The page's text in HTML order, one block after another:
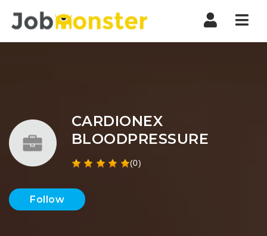
CARDIONEX
BLOODPRESSURE
(0)
Follow